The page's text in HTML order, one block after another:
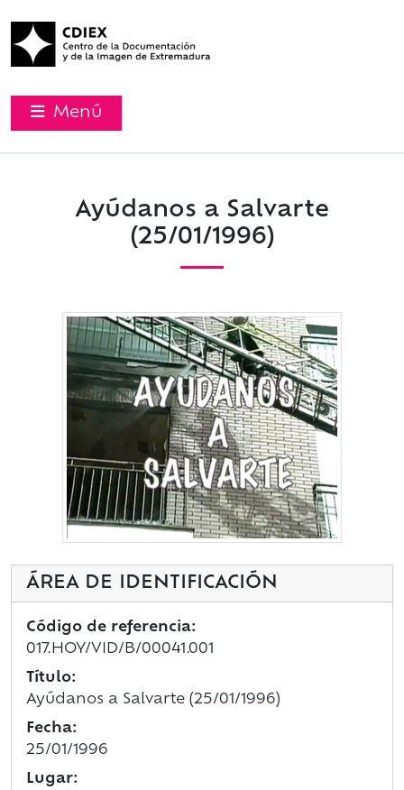
Menú
Ayúdanos a Salvarte
(25/01/1996)
ÁREA DE IDENTIFICACIÓN
Código de referencia:
017.HOY/VID/B/00041.001
Título:
Ayúdanos a Salvarte (25/01/1996)
Fecha:
25/01/1996
Lugar: